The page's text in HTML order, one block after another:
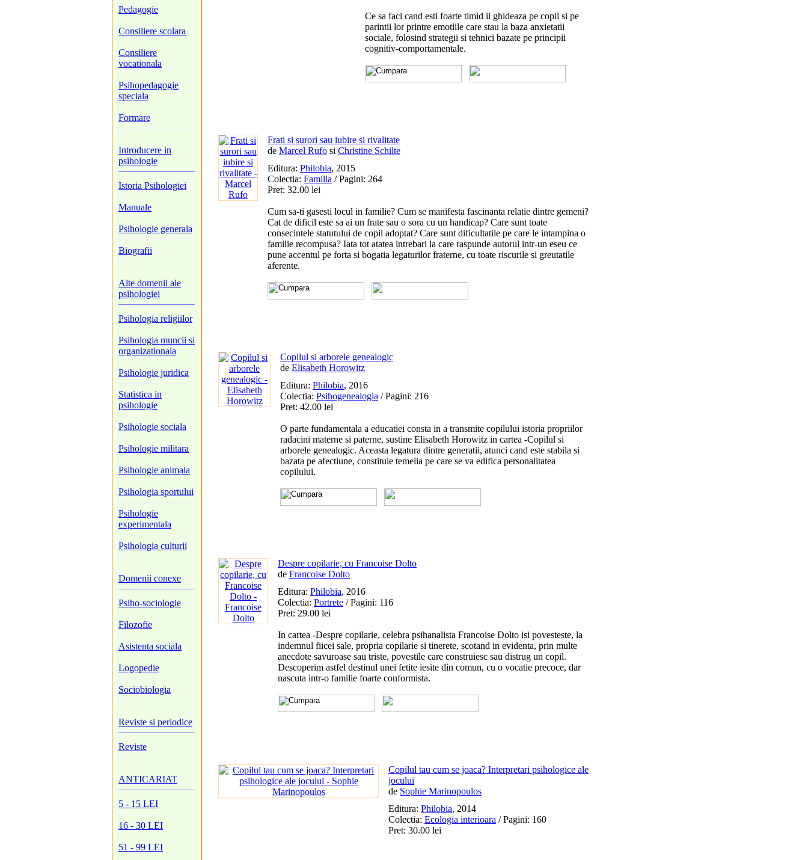
Pedagogie
Consiliere scolara
Consiliere
vocationala
Psihopedagogie
speciala
Formare
Introducere in
psihologie
Istoria Psihologiei
Manuale
Psihologie generala
Biografii
Alte domenii ale
psihologiei
Psihologia religiilor
Psihologia muncii si
organizationala
Psihologie juridica
Statistica in
psihologie
Psihologie sociala
Psihologie militara
Psihologie animala
Psihologia sportului
Psihologie
experimentala
Psihologia culturii
Domenii conexe
Psiho-sociologie
Filozofie
Asistenta sociala
Logopedie
Sociobiologia
Reviste si periodice
Reviste
ANTICARIAT
5 - 15 LEI
16 - 30 LEI
51 - 99 LEI
Ce sa faci cand esti foarte timid ii ghideaza pe copii si pe
parintii lor printre emotiile care stau la baza anxietatii
sociale, folosind strategii si tehnici bazate pe principii
cognitiv-comportamentale.
Frati si surori sau iubire si rivalitate
de Marcel Rufo si Christine Schilte
Editura: Philobia, 2015
Colectia: Familia / Pagini: 264
Pret: 32.00 lei
Cum sa-ti gasesti locul in familie? Cum se manifesta fascinanta relatie dintre gemeni?
Cat de dificil este sa ai un frate sau o sora cu un handicap? Care sunt toate
consecintele statutului de copil adoptat? Care sunt dificultatile pe care le intampina o
familie recompusa? Iata tot atatea intrebari la care raspunde autorul intr-un eseu ce
pune accentul pe forta si bogatia legaturilor fraterne, cu toate riscurile si greutatile
aferente.
Copilul si arborele genealogic
de Elisabeth Horowitz
Editura: Philobia, 2016
Colectia: Psihogenealogia / Pagini: 216
Pret: 42.00 lei
O parte fundamentala a educatiei consta in a transmite copilului istoria propriilor
radacini materne si paterne, sustine Elisabeth Horowitz in cartea -Copilul si
arborele genealogic. Aceasta legatura dintre generatii, atunci cand este stabila si
bazata pe afectiune, constituie temelia pe care se va edifica personalitatea
copilului.
Despre copilarie, cu Francoise Dolto
de Francoise Dolto
Editura: Philobia, 2016
Colectia: Portrete / Pagini: 116
Pret: 29.00 lei
In cartea -Despre copilarie, celebra psihanalista Francoise Dolto isi povesteste, la
indemnul fiicei sale, propria copilarie si tinerete, scotand in evidenta, prin multe
anecdote savuroase sau triste, povestile care construiesc sau distrug un copil.
Descoperim astfel destinul unei fetite iesite din comun, cu o vocatie precoce, dar
nascuta intr-o familie foarte conformista.
Copilul tau cum se joaca? Interpretari psihologice ale
jocului
de Sophie Marinopoulos
Editura: Philobia, 2014
Colectia: Ecologia interioara / Pagini: 160
Pret: 30.00 lei